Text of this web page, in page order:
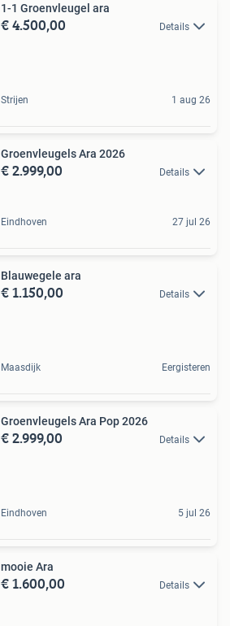
1-1 Groenvleugel ara
€ 4.500,00 Details
Strijen 1 aug 26
Groenvleugels Ara 2026
€ 2.999,00 Details
Eindhoven 27 jul 26
Blauwegele ara
€ 1.150,00 Details
Maasdijk Eergisteren
Groenvleugels Ara Pop 2026
€ 2.999,00 Details
Eindhoven 5 jul 26
mooie Ara
€ 1.600,00 Details